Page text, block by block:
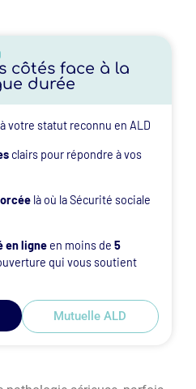
côtés face à la
durée
votre statut reconnu en ALD
clairs pour répondre à vos
là où la Sécurité sociale
en ligneen moins de 5
qui vous soutient
Mutuelle ALD